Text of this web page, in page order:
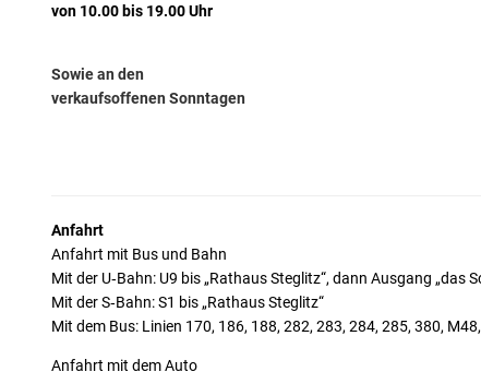
von 10.00 bis 19.00 Uhr
Sowie an den
verkaufsoffenen Sonntagen
Anfahrt
Anfahrt mit Bus und Bahn
Mit der U‑Bahn: U9 bis „Rathaus Steglitz“, dann Ausgang „das
Mit der S‑Bahn: S1 bis „Rathaus Steglitz“
Mit dem Bus: Linien 170, 186, 188, 282, 283, 284, 285, 380,
Anfahrt mit dem Auto